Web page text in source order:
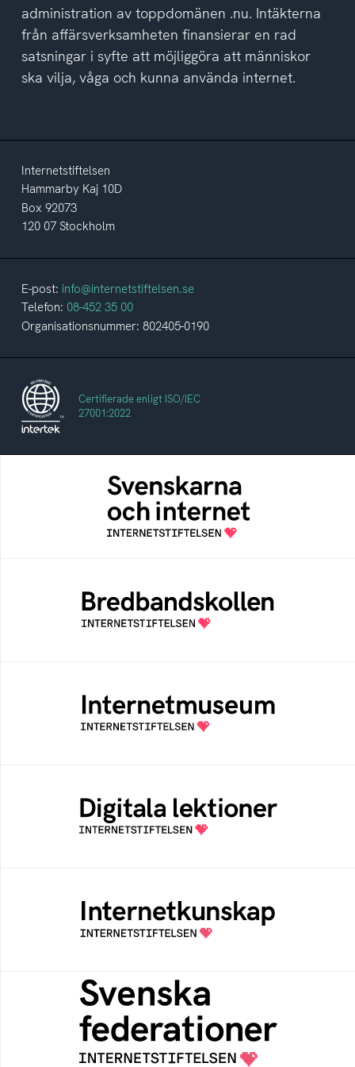
administration av toppdomänen .nu. Intäkterna
från affärsverksamheten finansierar en rad
satsningar i syfte att möjliggöra att människor
ska vilja, våga och kunna använda internet.
Internetstiftelsen
Hammarby Kaj 10D
Box 92073
120 07 Stockholm
E-post: info@internetstiftelsen.se
Telefon: 08-452 35 00
Organisationsnummer: 802405-0190
Certifierade enligt ISO/IEC
27001:2022
Svenskarna och internet
En årlig studie av svenska folkets
internetvanor
Bredbandskollen är ett oberoende
konsumentverktyg som drivs av
Internetstiftelsen
Ett digitalt museum som byggts, och kureras
av Internetstiftelsen
Öppen digital lärresurs med färdiga lektioner
för alla stadier i grundskolan
Samlad kunskap som hjälper dig att bli en
säker och medveten internetanvändare
Svenska federationer
Grunden för medlemskap i en sektors- eller
kontextspecifik federation